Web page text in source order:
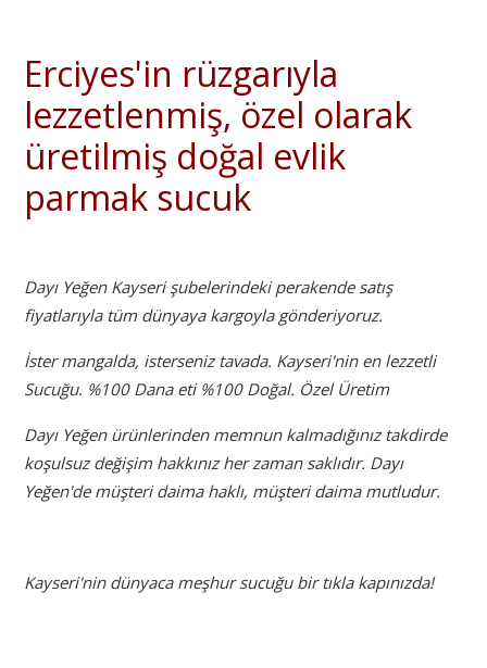
Erciyes'in rüzgarıyla
lezzetlenmiş, özel olarak
üretilmiş doğal evlik
parmak sucuk
Dayı Yeğen Kayseri şubelerindeki perakende satış
fiyatlarıyla tüm dünyaya kargoyla gönderiyoruz.
İster mangalda, isterseniz tavada. Kayseri'nin en lezzetli
Sucuğu. %100 Dana eti %100 Doğal. Özel Üretim
Dayı Yeğen ürünlerinden memnun kalmadığınız takdirde
koşulsuz değişim hakkınız her zaman saklıdır. Dayı
Yeğen'de müşteri daima haklı, müşteri daima mutludur.
Kayseri'nin dünyaca meşhur sucuğu bir tıkla kapınızda!